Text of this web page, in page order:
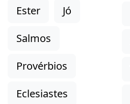
Ester
Jó
Salmos
Provérbios
Eclesiastes